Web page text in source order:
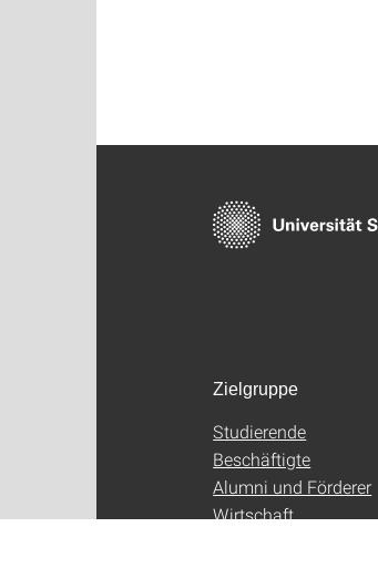
Zielgruppe
Studierende
Beschäftigte
Alumni und Förderer
Wirtschaft